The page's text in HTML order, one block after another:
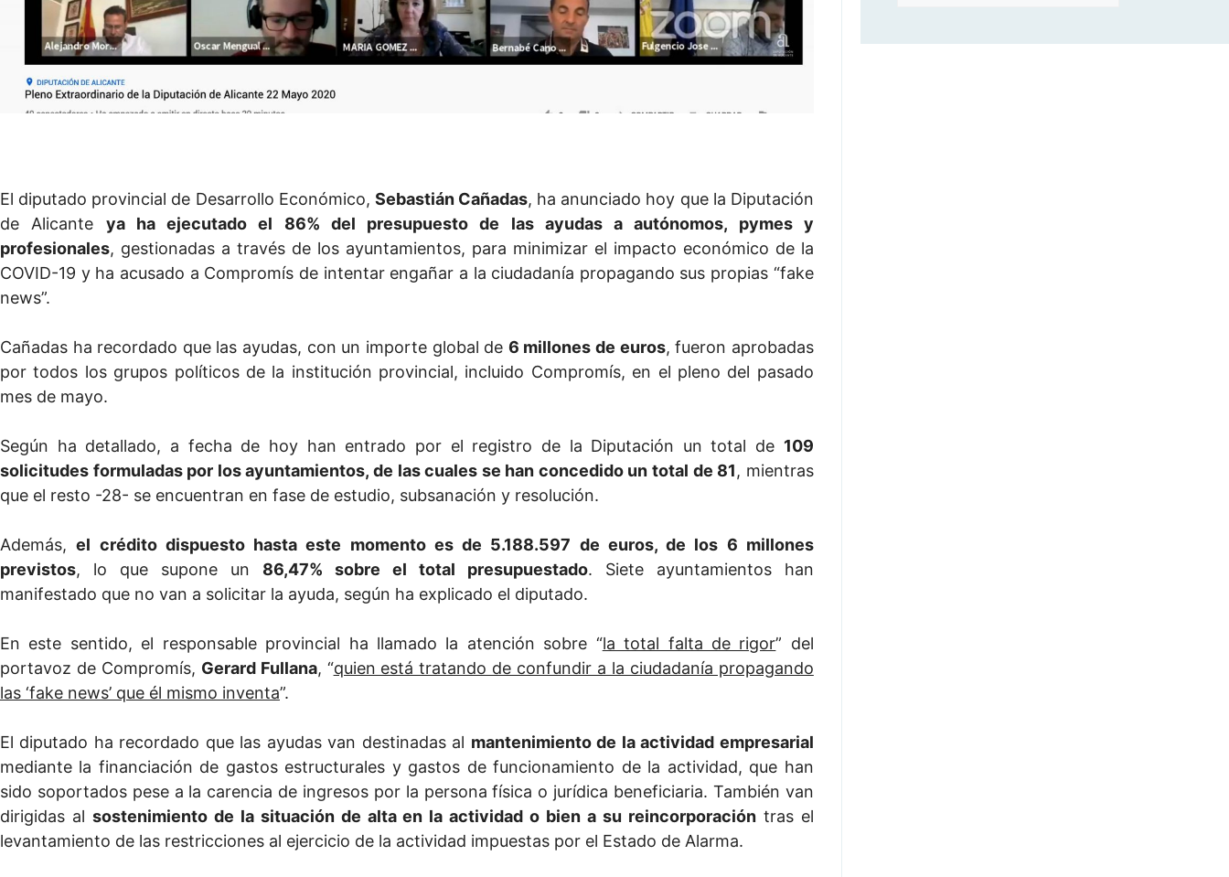
El diputado provincial de Desarrollo Económico, Sebastián Cañadas, ha anunciado hoy que la Diputación
de Alicante ya ha ejecutado el 86% del presupuesto de las ayudas a autónomos, pymes y
profesionales, gestionadas a través de los ayuntamientos, para minimizar el impacto económico de la
COVID-19 y ha acusado a Compromís de intentar engañar a la ciudadanía propagando sus propias “fake
news”.
Cañadas ha recordado que las ayudas, con un importe global de 6 millones de euros, fueron aprobadas
por todos los grupos políticos de la institución provincial, incluido Compromís, en el pleno del pasado
mes de mayo.
Según ha detallado, a fecha de hoy han entrado por el registro de la Diputación un total de 109
solicitudes formuladas por los ayuntamientos, de las cuales se han concedido un total de 81, mientras
que el resto -28- se encuentran en fase de estudio, subsanación y resolución.
Además,el crédito dispuesto hasta este momento es de 5.188.597 de euros, de los 6 millones
previstos, lo que supone un 86,47% sobre el total presupuestado. Siete ayuntamientos han
manifestado que no van a solicitar la ayuda, según ha explicado el diputado.
En este sentido, el responsable provincial ha llamado la atención sobre “la total falta de rigor” del
portavoz de Compromís, Gerard Fullana, “quien está tratando de confundir a la ciudadanía propagando
las ‘fake news’ que él mismo inventa”.
El diputado ha recordado que las ayudas van destinadas al mantenimiento de la actividad empresarial
mediante la financiación de gastos estructurales y gastos de funcionamiento de la actividad, que han
sido soportados pese a la carencia de ingresos por la persona física o jurídica beneficiaria. También van
dirigidas al sostenimiento de la situación de alta en la actividad o bien a su reincorporacióntras el
levantamiento de las restricciones al ejercicio de la actividad impuestas por el Estado de Alarma.